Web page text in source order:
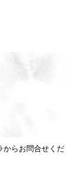
らお問合せくだ